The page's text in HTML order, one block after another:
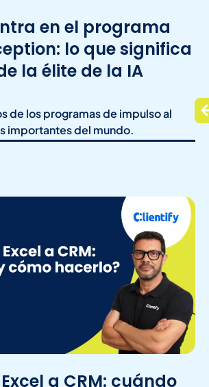
en el programa
lo que significa
la élite de la IA
de los programas de impulso al
importantes del mundo.
a CRM: cuándo